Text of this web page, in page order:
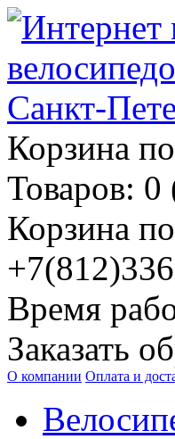
Корзина
Товаров: 0
Корзина
Время
Заказать
О компании Оплата и